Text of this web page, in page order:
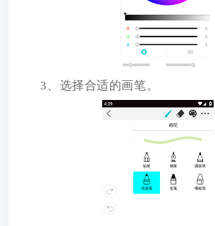
3、选择合适的画笔。